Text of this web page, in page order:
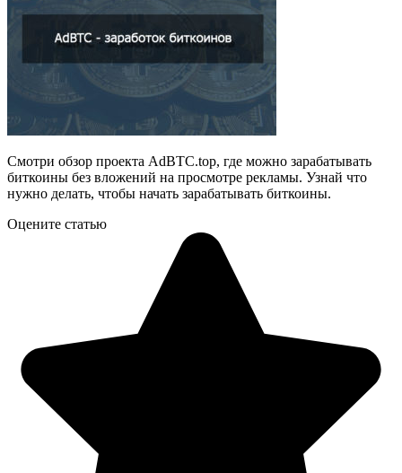
Смотри обзор проекта AdBTC.top, где можно зарабатывать
биткоины без вложений на просмотре рекламы. Узнай что
нужно делать, чтобы начать зарабатывать биткоины.
Оцените статью